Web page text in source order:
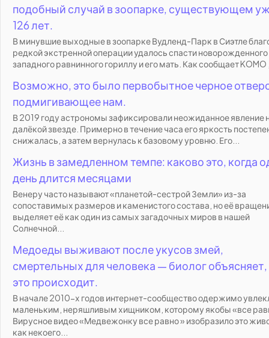
подобный случай в зоопарке, существующем
126 лет.
В минувшие выходные в зоопарке Вудленд-Парк в Сиэтле
редкой экстренной операции удалось спасти новорожденного
западного равнинного гориллу и его мать. Как сообщает KOMO
Возможно, это было первобытное черное
подмигивающее нам.
В 2019 году астрономы зафиксировали неожиданное явление
далёкой звезде. Примерно в течение часа его яркость
снижалась, а затем вернулась к базовому уровню. Его...
Жизнь в замедленном темпе: каково это, когда
день длится месяцами
Венеру часто называют «планетой-сестрой Земли» из-за
сопоставимых размеров и каменистого состава, но её
выделяет её как один из самых загадочных миров в нашей
Солнечной...
Медоеды выживают после укусов змей,
смертельных для человека — биолог объясняет,
это происходит.
В начале 2010-х годов интернет-сообщество одержимо
маленьким, неряшливым хищником, которому якобы «все
Вирусное видео «Медвежонку все равно » изобразило это
как некоего...